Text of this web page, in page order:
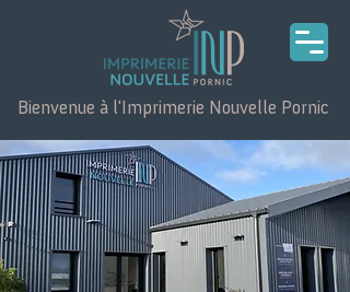
Bienvenue à l'Imprimerie Nouvelle Pornic